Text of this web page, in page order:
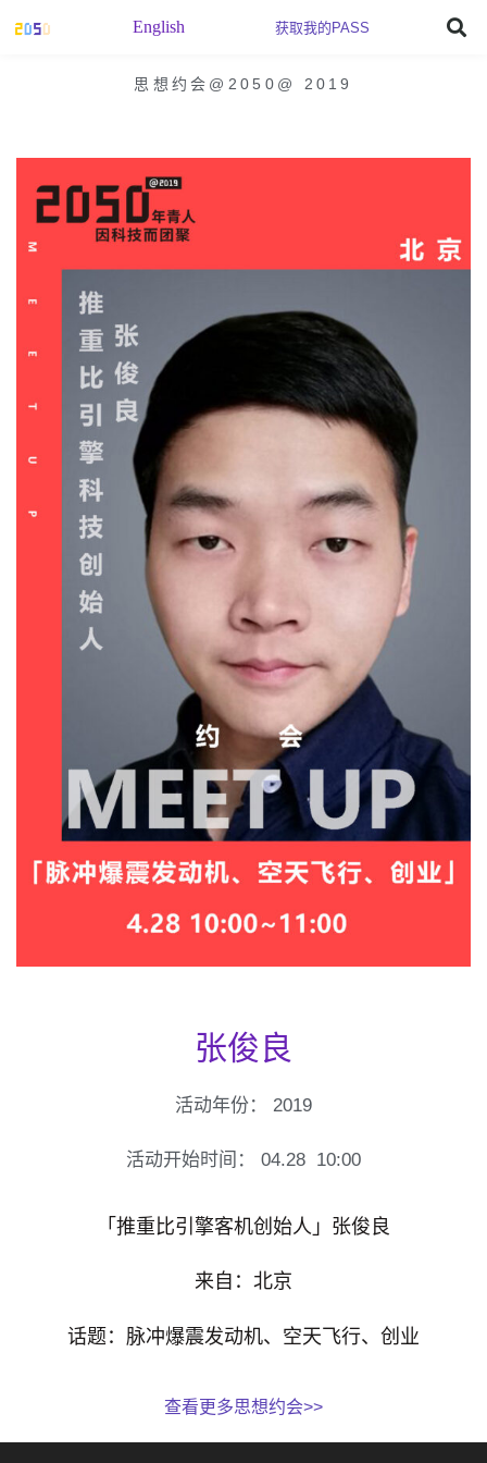
English 获取我的PASS
思想约会@2050 @ 2019
张俊良
活动年份： 2019
活动开始时间： 04.28 10:00
「推重比引擎客机创始人」张俊良
来自：北京
话题：脉冲爆震发动机、空天飞行、创业
查看更多思想约会>>